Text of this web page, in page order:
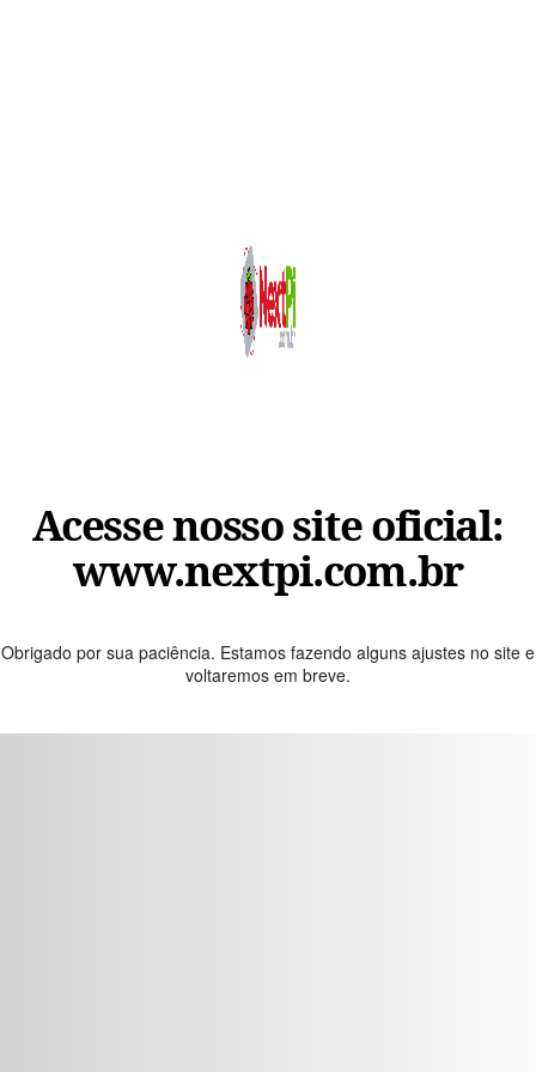
Acesse nosso site oficial:
www.nextpi.com.br
Obrigado por sua paciência. Estamos fazendo alguns ajustes no site e
voltaremos em breve.